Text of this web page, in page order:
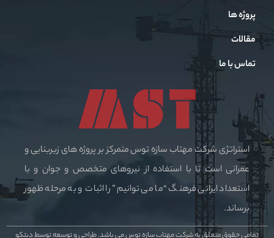
پروژه ها
مقالات
تماس با ما
استراتژی شرکت مهتاب سازه توس متمرکز بر پروژه های زیربنایی و
عمرانی است تا با استفاده از نیروهای متخصص و جوان و با
استعداد ایرانی فرهنگ “ما می توانیم” را اثبات و به مرحله ظهور
برساند.
تمامی حقوق متعلق به شرکت مهتاب سازه توس می باشد.طراحی و توسعه توسط دیتکو